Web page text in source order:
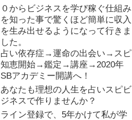
０からビジネスを学び稼ぐ仕組み
を知った事で驚くほど簡単に収入
を生み出せるようになって行きま
した。
占い依存症→運命の出会い→スピ
知恵開始→鑑定→講座→2020年
SBアカデミー開講へ！
あなたも理想の人生を占いスピビ
ジネスで作りませんか？
ライン登録で、5年かけて私が学